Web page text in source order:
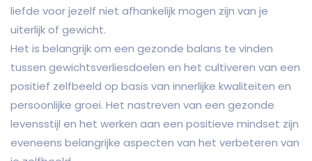
liefde voor jezelf niet afhankelijk mogen zijn van je
uiterlijk of gewicht.
Het is belangrijk om een gezonde balans te vinden
tussen gewichtsverliesdoelen en het cultiveren van een
positief zelfbeeld op basis van innerlijke kwaliteiten en
persoonlijke groei. Het nastreven van een gezonde
levensstijl en het werken aan een positieve mindset zijn
eveneens belangrijke aspecten van het verbeteren van